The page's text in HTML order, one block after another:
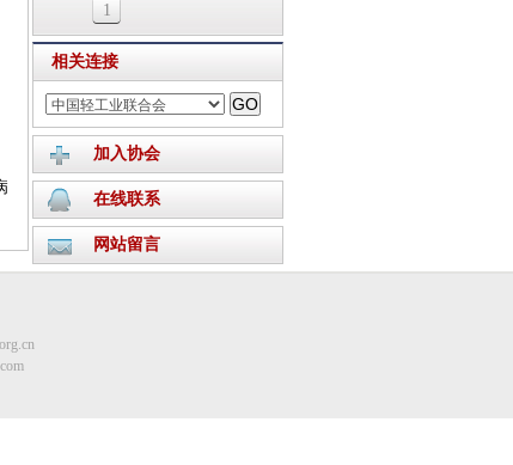
1
相关连接
加入协会
在线联系
网站留言